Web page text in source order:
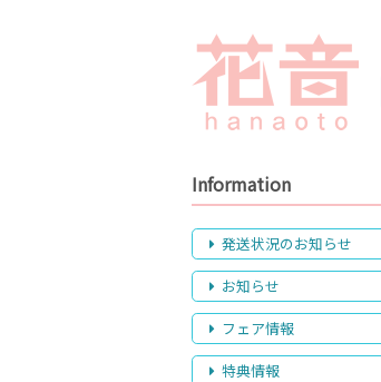
Information
発送状況のお知らせ
お知らせ
フェア情報
特典情報